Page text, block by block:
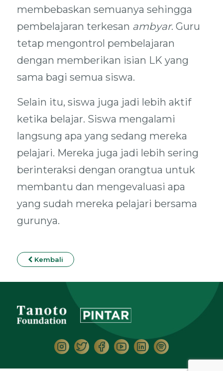
membebaskan semuanya sehingga
pembelajaran terkesan ambyar. Guru
tetap mengontrol pembelajaran
dengan memberikan isian LK yang
sama bagi semua siswa.
Selain itu, siswa juga jadi lebih aktif
ketika belajar. Siswa mengalami
langsung apa yang sedang mereka
pelajari. Mereka juga jadi lebih sering
berinteraksi dengan orangtua untuk
membantu dan mengevaluasi apa
yang sudah mereka pelajari bersama
gurunya.
Kembali